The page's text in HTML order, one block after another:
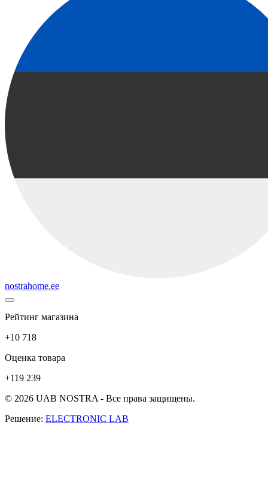
nostrahome.ee
Рейтинг магазина
+10 718
Оценка товара
+119 239
© 2026 UAB NOSTRA - Все права защищены.
Решение: ELECTRONIC LAB